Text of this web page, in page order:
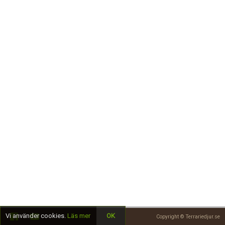
Copyright © Terrariedjur.se
Vi använder cookies. Läs mer OK